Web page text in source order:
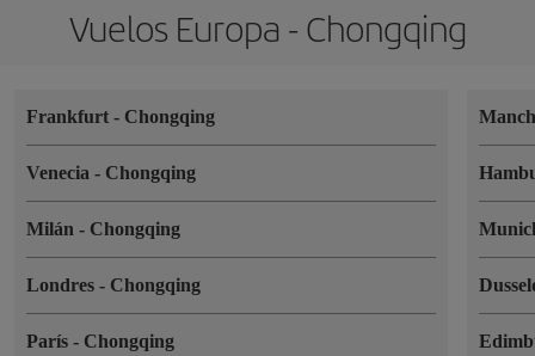
Vuelos Europa - Chongqing
Frankfurt - Chongqing
Venecia - Chongqing
Milán - Chongqing
Londres - Chongqing
París - Chongqing